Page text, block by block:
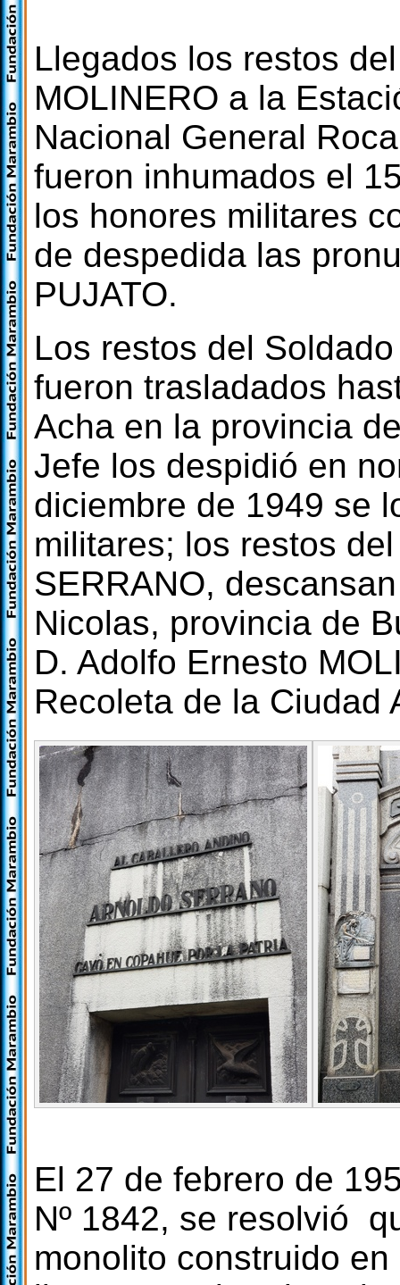
Llegados los restos
MOLINERO a la
Nacional General
fueron inhumados el
los honores militares
de despedida las
PUJATO.
Los restos del
fueron trasladados
Acha en la provincia
Jefe los despidió en
diciembre de 1949 se
militares; los restos
SERRANO,
Nicolas, provincia de
D. Adolfo Ernesto
Recoleta de la Ciudad
El 27 de febrero de
Nº 1842, se resolvió
monolito construido